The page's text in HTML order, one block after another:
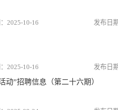
2025-10-16
2025-10-16
动”招聘信息（第二十六期）